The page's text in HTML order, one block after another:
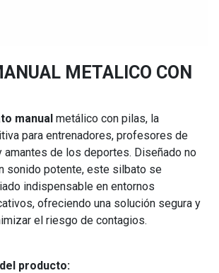
METALICO CON
manual metálico con pilas, la
para entrenadores, profesores de
amantes de los deportes. Diseñado no
sonido potente, este silbato se
indispensable en entornos
ofreciendo una solución segura y
el riesgo de contagios.
producto: